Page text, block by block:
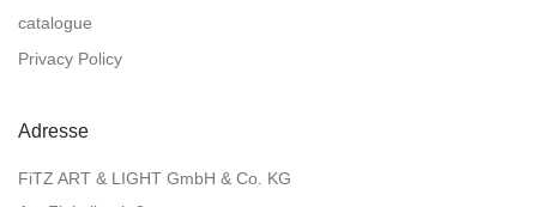
catalogue
Privacy Policy
Adresse
FiTZ ART & LIGHT GmbH & Co. KG